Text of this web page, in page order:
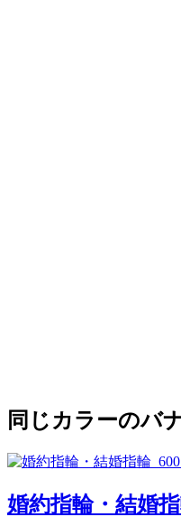
同じカラーのバ
婚約指輪・結婚